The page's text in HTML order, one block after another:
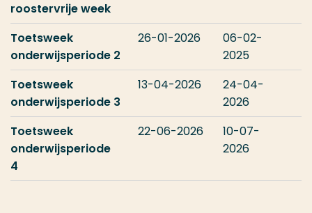
roostervrije week
Toetsweek
onderwijsperiode 2
26-01-2026
06-02-
2025
Toetsweek
onderwijsperiode 3
13-04-2026
24-04-
2026
Toetsweek
onderwijsperiode
4
22-06-2026
10-07-
2026